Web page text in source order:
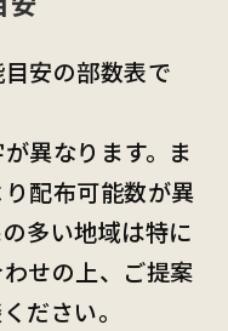
安の部数表で
異なります。ま
配布可能数が異
多い地域は特に
せの上、ご提案
ださい。